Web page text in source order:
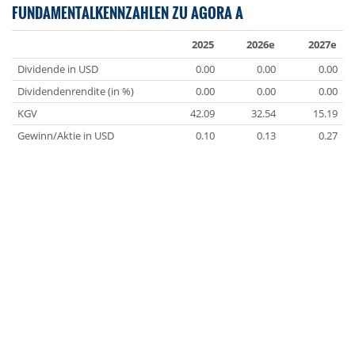
FUNDAMENTALKENNZAHLEN ZU AGORA A
2025 2026e
2027e
Dividende in USD
0.00 0.00
0.00
Dividendenrendite (in %)
0.00 0.00
0.00
KGV
42.09 32.54
15.19
Gewinn/Aktie in USD
0.10 0.13 0.27